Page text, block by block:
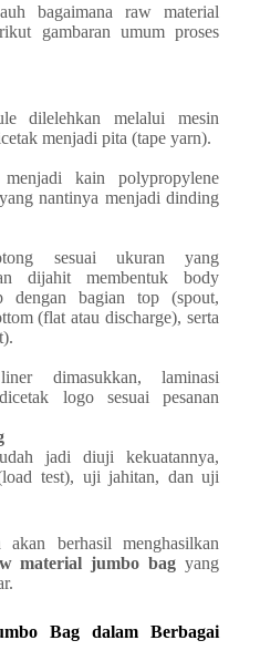
bagaimana raw material
gambaran umum proses
dilelehkan melalui mesin
menjadi pita (tape yarn).
kain polypropylene
nantinya menjadi dinding
sesuai ukuran yang
dijahit membentuk body
dengan bagian top (spout,
(flat atau discharge), serta
dimasukkan, laminasi
logo sesuai pesanan
jadi diuji kekuatannya,
test), uji jahitan, dan uji
berhasil menghasilkan
material jumbo bag yang
Bag dalam Berbagai